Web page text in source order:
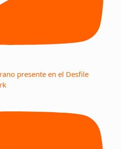
presente en el Desfile